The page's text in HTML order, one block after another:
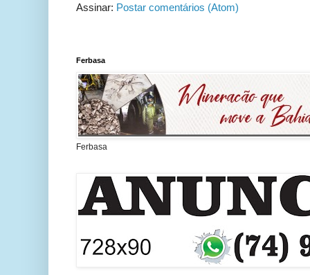
Assinar: Postar comentários (Atom)
Ferbasa
Ferbasa